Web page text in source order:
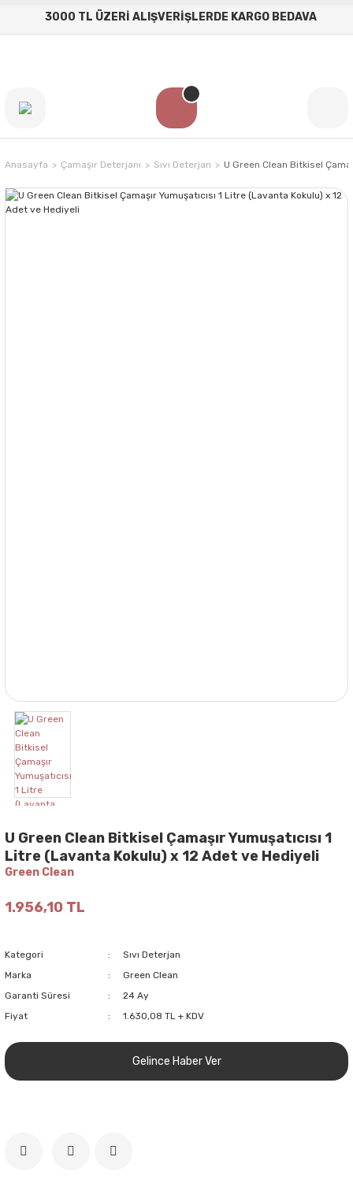
3000 TL ÜZERİ ALIŞVERİŞLERDE KARGO BEDAVA
Anasayfa Çamaşır Deterjanı Sıvı Deterjan U Green Clean Bitkisel
U Green Clean Bitkisel Çamaşır Yumuşatıcısı 1
Litre (Lavanta Kokulu) x 12 Adet ve Hediyeli
Green Clean
1.956,10 TL
Kategori
Sıvı Deterjan
Marka
Green Clean
Garanti Süresi
24 Ay
Fiyat
1.630,08 TL + KDV
Gelince Haber Ver